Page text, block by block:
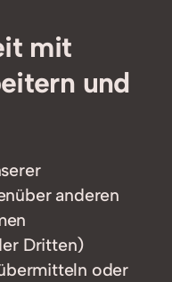
mit
und
anderen
Dritten)
oder